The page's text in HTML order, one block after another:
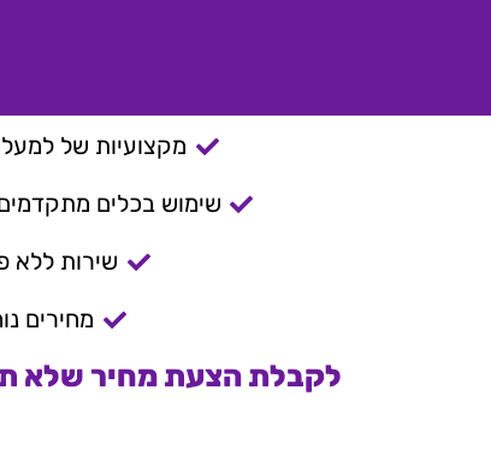
מקצועיות של למעלה מ-
שימוש בכלים מתקדמים
שירות ללא
מחירים
לקבלת הצעת מחיר שלא